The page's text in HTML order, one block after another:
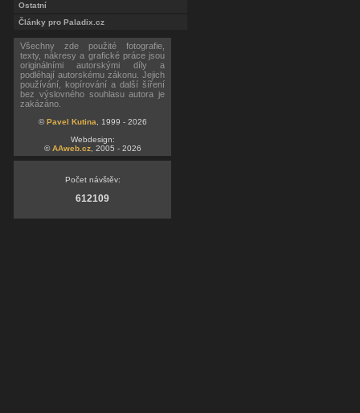
Ostatní
Články pro Paladix.cz
Všechny zde použité fotografie,
texty, nákresy a grafické práce jsou
originálními autorskými díly a
podléhají autorskému zákonu. Jejich
používání, kopírování a další šíření
bez výslovného souhlasu autora je
zakázáno.
©Pavel Kutina , 1999 - 2026
Webdesign:
©AAweb.cz, 2005 - 2026
Počet návštěv:
612109